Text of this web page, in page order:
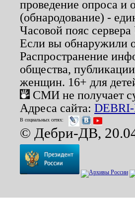
проведение опроса и
(обнародование) -
Часовой пояс
Если вы обнаружили
Распространение
общества,
женщин. 16+ для
СМИ не получает
Адреса сайта:
В социальных сетях:
© Дебри-ДВ,